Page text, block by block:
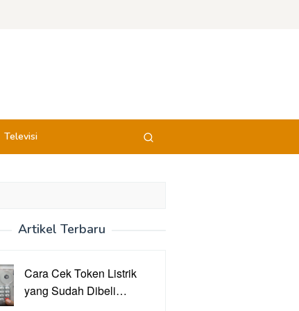
Televisi
Artikel Terbaru
Cara Cek Token Listrik
yang Sudah Dibeli…